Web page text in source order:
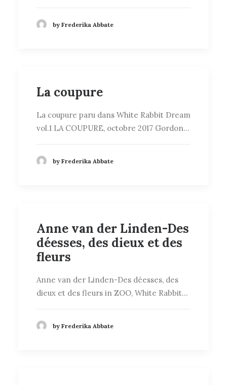
by Frederika Abbate
La coupure
La coupure paru dans White Rabbit Dream
vol.1 LA COUPURE, octobre 2017 Gordon…
by Frederika Abbate
Anne van der Linden-Des
déesses, des dieux et des
fleurs
Anne van der Linden-Des déesses, des
dieux et des fleurs in ZOO, White Rabbit…
by Frederika Abbate